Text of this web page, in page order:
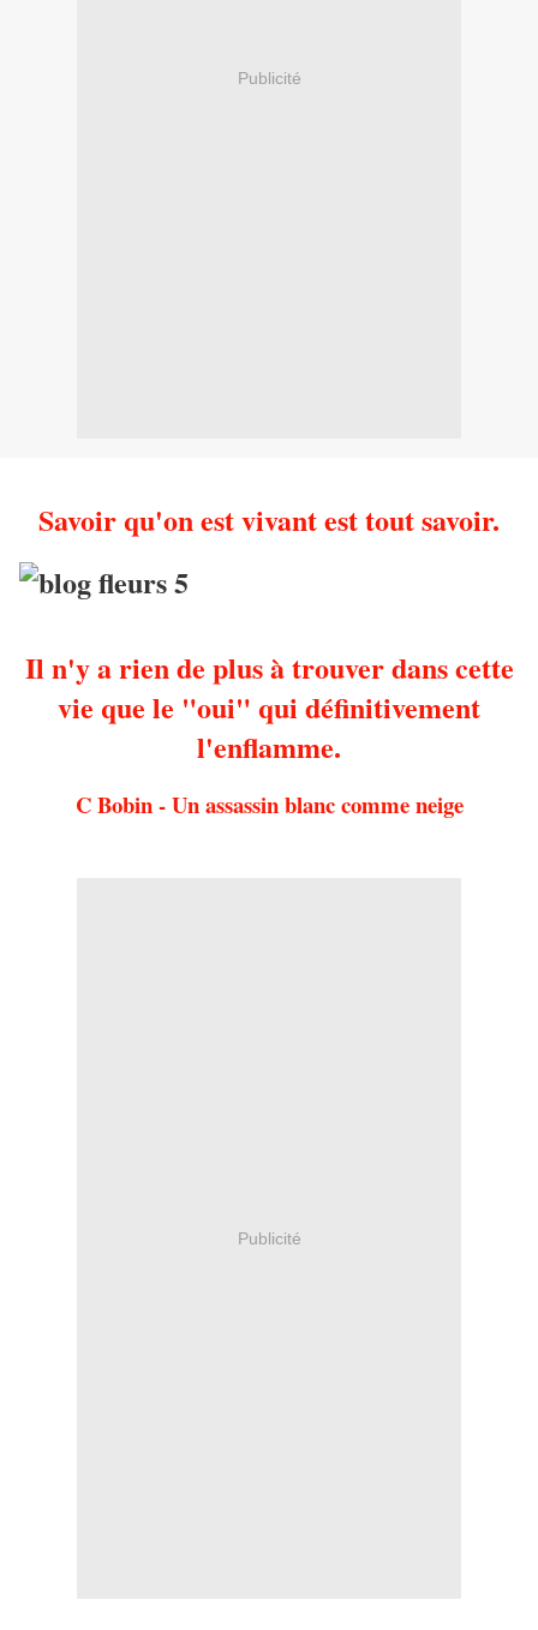
Publicité
Savoir qu'on est vivant est tout savoir.
Il n'y a rien de plus à trouver dans cette
vie que le "oui" qui définitivement
l'enflamme.
C Bobin - Un assassin blanc comme neige
Publicité